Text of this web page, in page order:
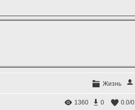
Жизнь
1360 0 0.0/0